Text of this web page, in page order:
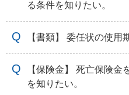
る条件を知りたい。
【書類】 委任状の使用
【保険金】 死亡保険
を知りたい。